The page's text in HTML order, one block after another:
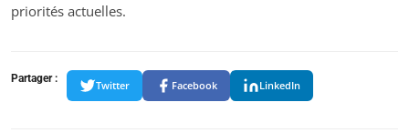
priorités actuelles.
Partager :
Twitter Facebook LinkedIn